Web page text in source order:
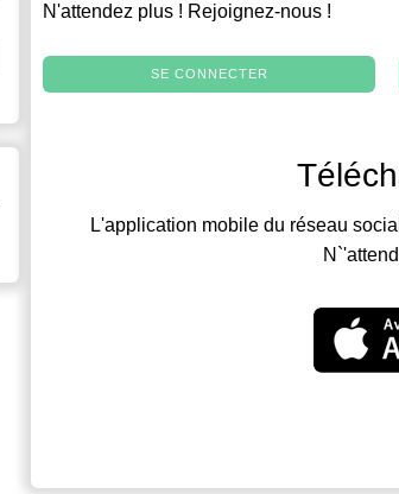
N'attendez plus ! Rejoignez-nous !
SE CONNECTER
L'application mobile du réseau